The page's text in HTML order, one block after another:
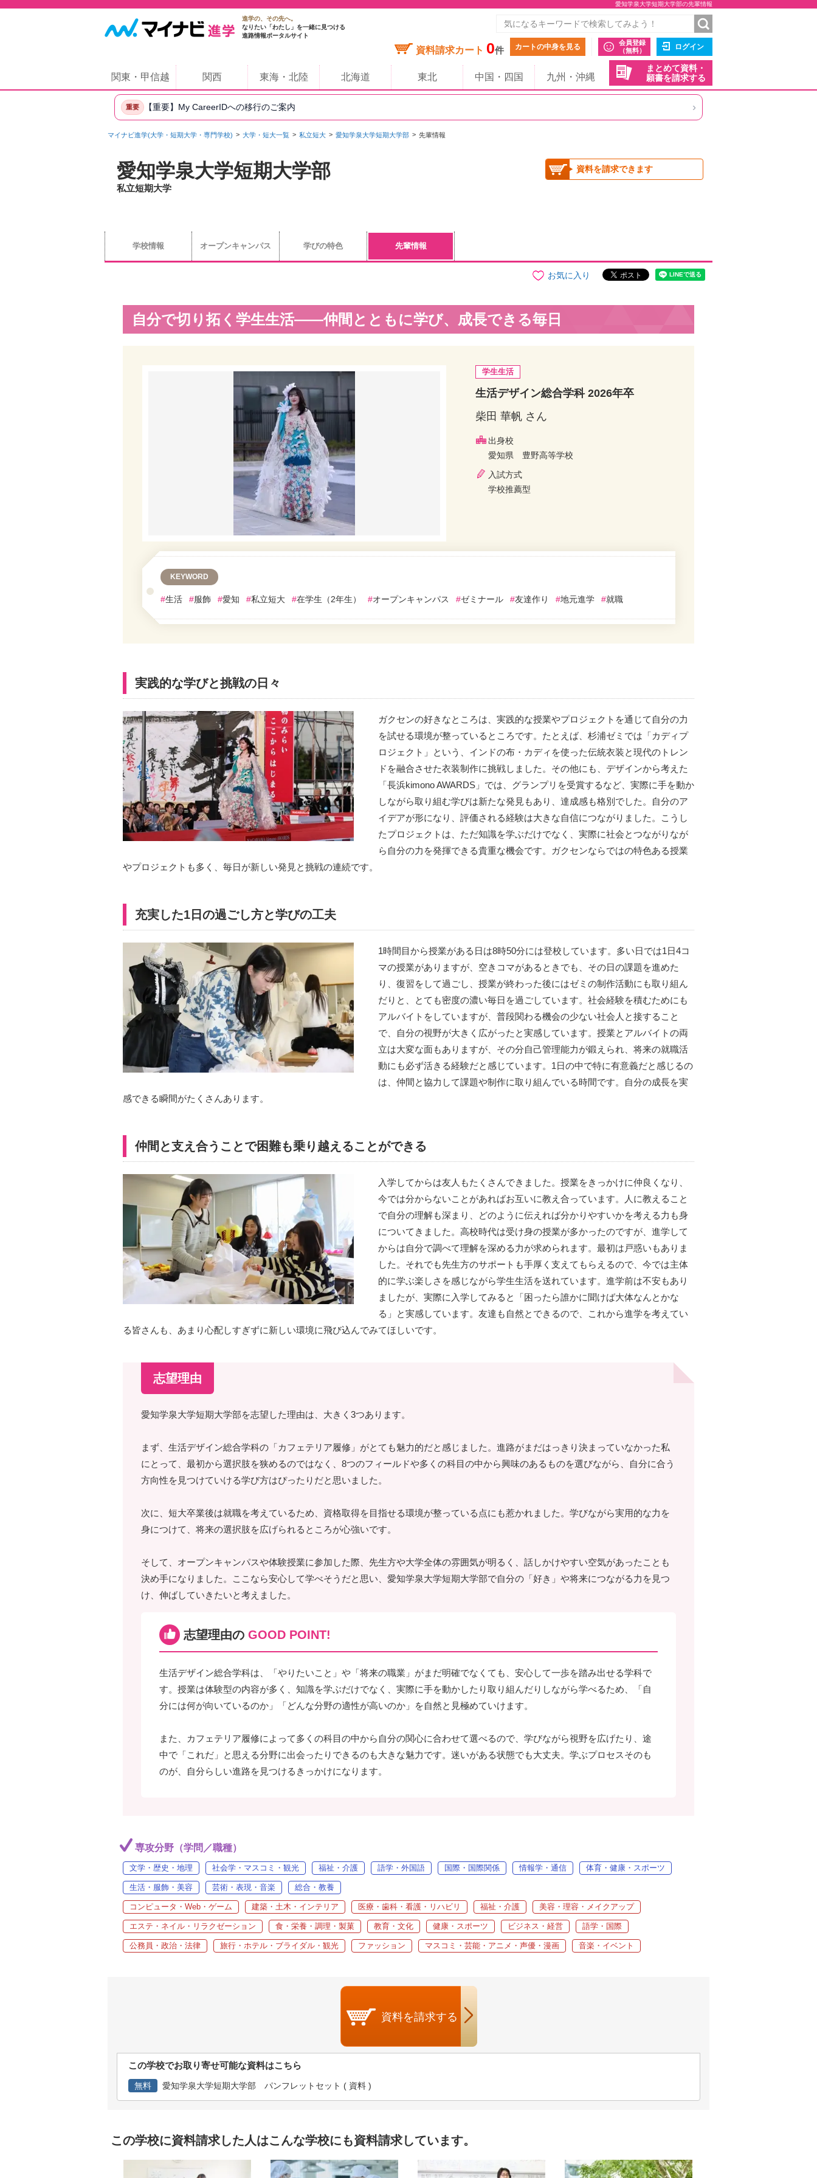
愛知学泉大学短期大学部の先輩情報
進学の、その先へ。
なりたい「わたし」を一緒に見つける
進路情報ポータルサイト
資料請求カート 0件 カートの中身を見る
会員登録
（無料）
ログイン
まとめて資料・
願書を請求する
関東・甲信越 関西 東海・北陸 北海道 東北 中国・四国 九州・沖縄
重要 【重要】My CareerIDへの移行のご案内 ›
マイナビ進学(大学・短期大学・専門学校) 大学・短大一覧 私立短大 愛知学泉大学短期大学部 先輩情報
愛知学泉大学短期大学部
私立短期大学
資料を請求できます
学校情報 オープンキャンパス 学びの特色 先輩情報
お気に入り
自分で切り拓く学生生活――仲間とともに学び、成長できる毎日
学生生活
生活デザイン総合学科 2026年卒
柴田 華帆 さん
出身校
愛知県 豊野高等学校
入試方式
学校推薦型
KEYWORD
#生活 #服飾 #愛知 #私立短大 #在学生（2年生） #オープンキャンパス #ゼミナール #友達作り #地元進学 #就職
実践的な学びと挑戦の日々
ガクセンの好きなところは、実践的な授業やプロジェクトを通じて自分の力
を試せる環境が整っているところです。たとえば、杉浦ゼミでは「カディプ
ロジェクト」という、インドの布・カディを使った伝統衣装と現代のトレン
ドを融合させた衣装制作に挑戦しました。その他にも、デザインから考えた
「長浜kimono AWARDS」では、グランプリを受賞するなど、実際に手を動か
しながら取り組む学びは新たな発見もあり、達成感も格別でした。自分のア
イデアが形になり、評価される経験は大きな自信につながりました。こうし
たプロジェクトは、ただ知識を学ぶだけでなく、実際に社会とつながりなが
ら自分の力を発揮できる貴重な機会です。ガクセンならではの特色ある授業
やプロジェクトも多く、毎日が新しい発見と挑戦の連続です。
充実した1日の過ごし方と学びの工夫
1時間目から授業がある日は8時50分には登校しています。多い日では1日4コ
マの授業がありますが、空きコマがあるときでも、その日の課題を進めた
り、復習をして過ごし、授業が終わった後にはゼミの制作活動にも取り組ん
だりと、とても密度の濃い毎日を過ごしています。社会経験を積むためにも
アルバイトをしていますが、普段関わる機会の少ない社会人と接すること
で、自分の視野が大きく広がったと実感しています。授業とアルバイトの両
立は大変な面もありますが、その分自己管理能力が鍛えられ、将来の就職活
動にも必ず活きる経験だと感じています。1日の中で特に有意義だと感じるの
は、仲間と協力して課題や制作に取り組んでいる時間です。自分の成長を実
感できる瞬間がたくさんあります。
仲間と支え合うことで困難も乗り越えることができる
入学してからは友人もたくさんできました。授業をきっかけに仲良くなり、
今では分からないことがあればお互いに教え合っています。人に教えること
で自分の理解も深まり、どのように伝えれば分かりやすいかを考える力も身
についてきました。高校時代は受け身の授業が多かったのですが、進学して
からは自分で調べて理解を深める力が求められます。最初は戸惑いもありま
した。それでも先生方のサポートも手厚く支えてもらえるので、今では主体
的に学ぶ楽しさを感じながら学生生活を送れています。進学前は不安もあり
ましたが、実際に入学してみると「困ったら誰かに聞けば大体なんとかな
る」と実感しています。友達も自然とできるので、これから進学を考えてい
る皆さんも、あまり心配しすぎずに新しい環境に飛び込んでみてほしいです。
志望理由
愛知学泉大学短期大学部を志望した理由は、大きく3つあります。
まず、生活デザイン総合学科の「カフェテリア履修」がとても魅力的だと感じました。進路がまだはっきり決まっていなかった私
にとって、最初から選択肢を狭めるのではなく、8つのフィールドや多くの科目の中から興味のあるものを選びながら、自分に合う
方向性を見つけていける学び方はぴったりだと思いました。
次に、短大卒業後は就職を考えているため、資格取得を目指せる環境が整っている点にも惹かれました。学びながら実用的な力を
身につけて、将来の選択肢を広げられるところが心強いです。
そして、オープンキャンパスや体験授業に参加した際、先生方や大学全体の雰囲気が明るく、話しかけやすい空気があったことも
決め手になりました。ここなら安心して学べそうだと思い、愛知学泉大学短期大学部で自分の「好き」や将来につながる力を見つ
け、伸ばしていきたいと考えました。
志望理由の GOOD POINT!
生活デザイン総合学科は、「やりたいこと」や「将来の職業」がまだ明確でなくても、安心して一歩を踏み出せる学科で
す。授業は体験型の内容が多く、知識を学ぶだけでなく、実際に手を動かしたり取り組んだりしながら学べるため、「自
分には何が向いているのか」「どんな分野の適性が高いのか」を自然と見極めていけます。
また、カフェテリア履修によって多くの科目の中から自分の関心に合わせて選べるので、学びながら視野を広げたり、途
中で「これだ」と思える分野に出会ったりできるのも大きな魅力です。迷いがある状態でも大丈夫。学ぶプロセスそのも
のが、自分らしい進路を見つけるきっかけになります。
専攻分野（学問／職種）
文学・歴史・地理 社会学・マスコミ・観光 福祉・介護 語学・外国語 国際・国際関係 情報学・通信 体育・健康・スポーツ
生活・服飾・美容 芸術・表現・音楽 総合・教養
コンピュータ・Web・ゲーム 建築・土木・インテリア 医療・歯科・看護・リハビリ 福祉・介護 美容・理容・メイクアップ
エステ・ネイル・リラクゼーション 食・栄養・調理・製菓 教育・文化 健康・スポーツ ビジネス・経営 語学・国際
公務員・政治・法律 旅行・ホテル・ブライダル・観光 ファッション マスコミ・芸能・アニメ・声優・漫画 音楽・イベント
資料を請求する
この学校でお取り寄せ可能な資料はこちら
無料 愛知学泉大学短期大学部 パンフレットセット ( 資料 )
この学校に資料請求した人はこんな学校にも資料請求しています。